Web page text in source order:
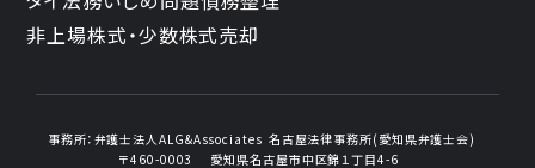
非上場株式・少数株式売却
事務所： 弁護士法人ALG&Associates 名古屋法律事務所(愛知県弁護士会)
〒460-0003
愛知県名古屋市中区錦１丁目4-6